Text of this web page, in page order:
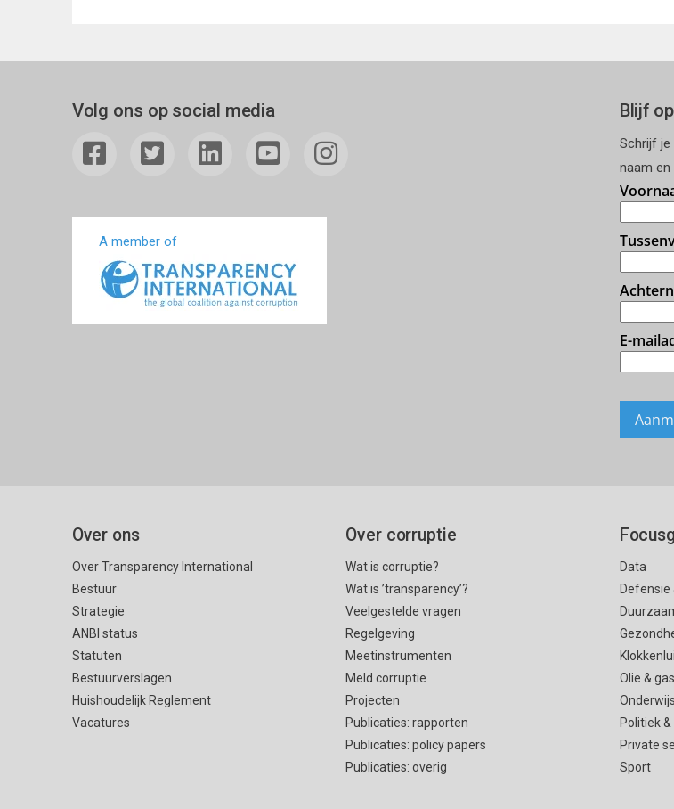
Volg ons op social media
A member of
Blijf
Schrijf je
naam
Over ons
Over Transparency International
Bestuur
Strategie
ANBI status
Statuten
Bestuurverslagen
Huishoudelijk Reglement
Vacatures
Over corruptie
Wat is corruptie?
Wat is ’transparency’?
Veelgestelde vragen
Regelgeving
Meetinstrumenten
Meld corruptie
Projecten
Publicaties: rapporten
Publicaties: policy papers
Publicaties: overig
Data
Defensie
Olie & gas
Onderwijs
Politiek
Private
Sport